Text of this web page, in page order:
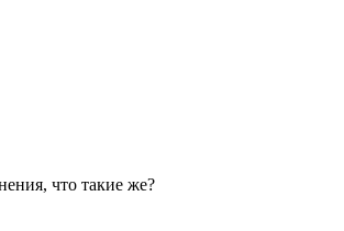
что такие же?